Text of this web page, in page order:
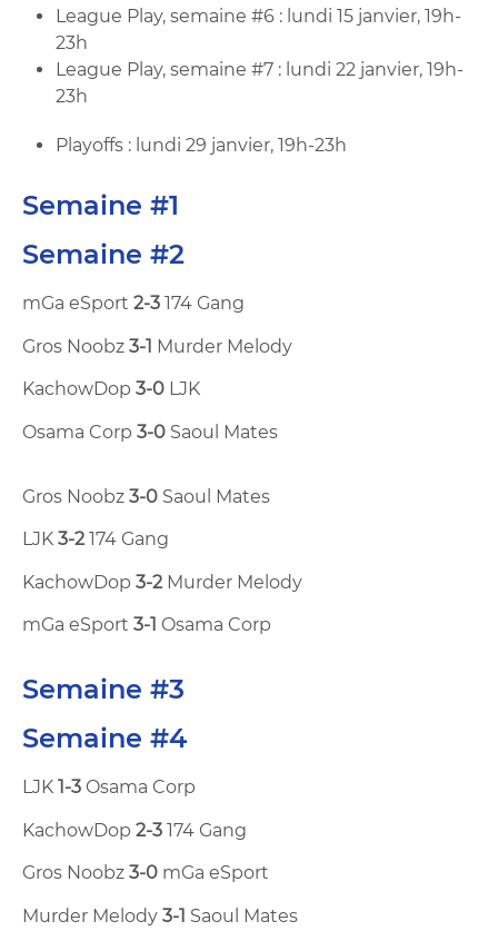
League Play, semaine #6 : lundi 15 janvier, 19h-
23h
League Play, semaine #7 : lundi 22 janvier, 19h-
23h
Playoffs : lundi 29 janvier, 19h-23h
Semaine #1
Semaine #2
mGa eSport 2-3 174 Gang
Gros Noobz 3-1 Murder Melody
KachowDop 3-0 LJK
Osama Corp 3-0 Saoul Mates
Gros Noobz 3-0 Saoul Mates
LJK 3-2174 Gang
KachowDop 3-2 Murder Melody
mGa eSport 3-1 Osama Corp
Semaine #3
Semaine #4
LJK 1-3 Osama Corp
KachowDop 2-3 174 Gang
Gros Noobz 3-0 mGa eSport
Murder Melody 3-1 Saoul Mates